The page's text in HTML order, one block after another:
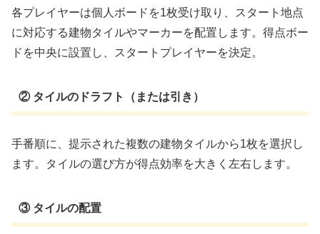
各プレイヤーは個人ボードを1枚受け取り、スタート地点
に対応する建物タイルやマーカーを配置します。得点ボー
ドを中央に設置し、スタートプレイヤーを決定。
② タイルのドラフト（または引き）
手番順に、提示された複数の建物タイルから1枚を選択し
ます。タイルの選び方が得点効率を大きく左右します。
③ タイルの配置